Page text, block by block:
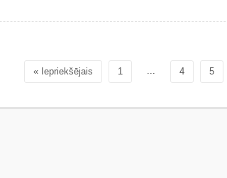
« Iepriekšējais 1 ... 4 5